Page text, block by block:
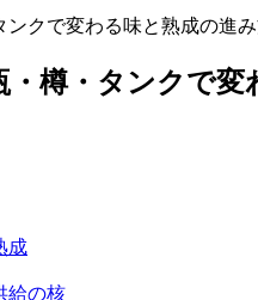
ンクで変わる味と熟成の進
・樽・タンクで
成
給の核